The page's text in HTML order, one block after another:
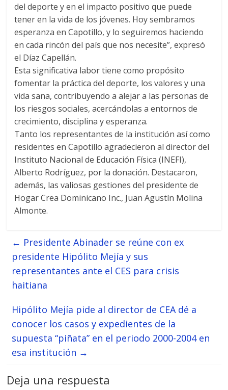
del deporte y en el impacto positivo que puede
tener en la vida de los jóvenes. Hoy sembramos
esperanza en Capotillo, y lo seguiremos haciendo
en cada rincón del país que nos necesite”, expresó
el Díaz Capellán.
Esta significativa labor tiene como propósito
fomentar la práctica del deporte, los valores y una
vida sana, contribuyendo a alejar a las personas de
los riesgos sociales, acercándolas a entornos de
crecimiento, disciplina y esperanza.
Tanto los representantes de la institución así como
residentes en Capotillo agradecieron al director del
Instituto Nacional de Educación Física (INEFI),
Alberto Rodríguez, por la donación. Destacaron,
además, las valiosas gestiones del presidente de
Hogar Crea Dominicano Inc., Juan Agustín Molina
Almonte.
← Presidente Abinader se reúne con ex
presidente Hipólito Mejía y sus
representantes ante el CES para crisis
haitiana
Hipólito Mejía pide al director de CEA dé a
conocer los casos y expedientes de la
supuesta “piñata” en el periodo 2000-2004 en
esa institución →
Deja una respuesta